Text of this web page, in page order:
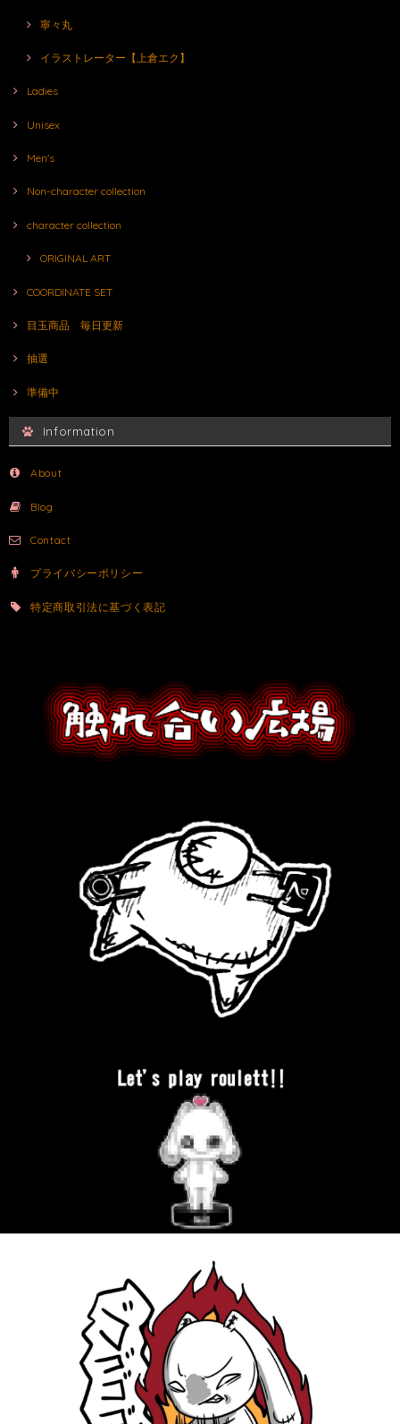
寧々丸
イラストレーター【上倉エク】
Ladies
Unisex
Men's
Non-character collection
character collection
ORIGINAL ART
COORDINATE SET
目玉商品 毎日更新
抽選
準備中
Information
About
Blog
Contact
プライバシーポリシー
特定商取引法に基づく表記